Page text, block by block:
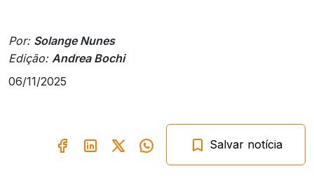
Por: Solange Nunes
Edição: Andrea Bochi
06/11/2025
Salvar notícia